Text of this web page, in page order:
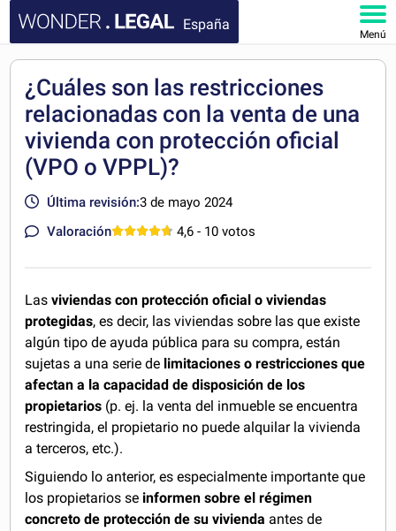
España
Menú
DOCUMENTOS
FAQ
MI CUENTA
¿Cuáles son las restricciones
relacionadas con la venta de una
vivienda con protección oficial
(VPO o VPPL)?
Última revisión:3 de mayo 2024
Valoración
4,6 - 10 votos
Lasviviendas con protección oficial o viviendas
protegidas, es decir, las viviendas sobre las que existe
algún tipo de ayuda pública para su compra, están
sujetas a una serie de limitaciones o restricciones que
afectan a la capacidad de disposición de los
propietarios (p. ej. la venta del inmueble se encuentra
restringida, el propietario no puede alquilar la vivienda
a terceros, etc.).
Siguiendo lo anterior, es especialmente importante que
los propietarios se informen sobre el régimen
concreto de protección de su vivienda antes de